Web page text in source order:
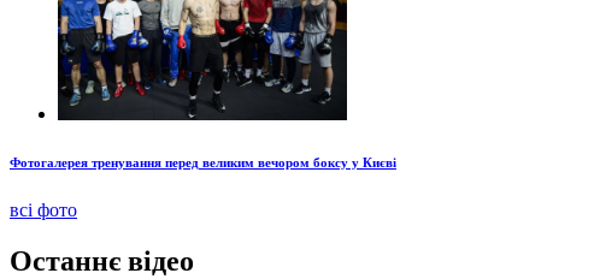
Фотогалерея тренування перед великим вечором боксу у Києві
всі фото
Останнє відео